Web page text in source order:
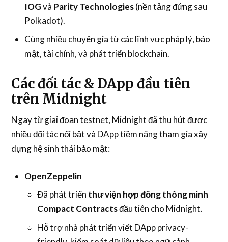
IOGvà Parity Technologies(nền tảng đứng sau
Polkadot).
Cùng nhiều chuyên gia từ các lĩnh vực pháp lý, bảo
mật, tài chính, và phát triển blockchain.
Các đối tác & DApp đầu tiên
trên Midnight
Ngay từ giai đoạn testnet, Midnight đã thu hút được
nhiều đối tác nổi bật và DApp tiềm năng tham gia xây
dựng hệ sinh thái bảo mật:
OpenZeppelin
Đã phát triển thư viện hợp đồng thông minh
Compact Contractsđầu tiên cho Midnight.
Hỗ trợ nhà phát triển viết DApp privacy-